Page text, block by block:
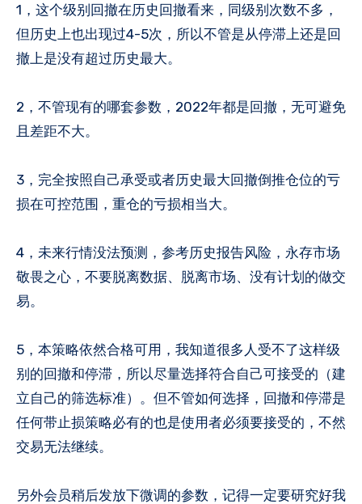
1，这个级别回撤在历史回撤看来，同级别次数不多，
但历史上也出现过4-5次，所以不管是从停滞上还是回
撤上是没有超过历史最大。
2，不管现有的哪套参数，2022年都是回撤，无可避免
且差距不大。
3，完全按照自己承受或者历史最大回撤倒推仓位的亏
损在可控范围，重仓的亏损相当大。
4，未来行情没法预测，参考历史报告风险，永存市场
敬畏之心，不要脱离数据、脱离市场、没有计划的做交
易。
5，本策略依然合格可用，我知道很多人受不了这样级
别的回撤和停滞，所以尽量选择符合自己可接受的（建
立自己的筛选标准）。但不管如何选择，回撤和停滞是
任何带止损策略必有的也是使用者必须要接受的，不然
交易无法继续。
另外会员稍后发放下微调的参数，记得一定要研究好我